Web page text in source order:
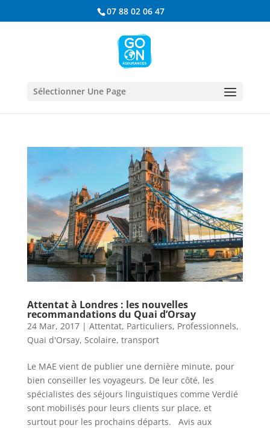
07 88 02 06 47
Sélectionner Une Page
Attentat à Londres : les nouvelles
recommandations du Quai d’Orsay
24 Mar, 2017| Attentat, Particuliers, Professionnels,
Quai d'Orsay, Scolaire, transport
Le MAE vient de publier une dernière minute, pour
bien conseiller les voyageurs. De leur côté, les
spécialistes des séjours linguistiques comme Verdié
sont mobilisés pour leurs clients sur place, et
surtout pour les prochains départs. Avis aux